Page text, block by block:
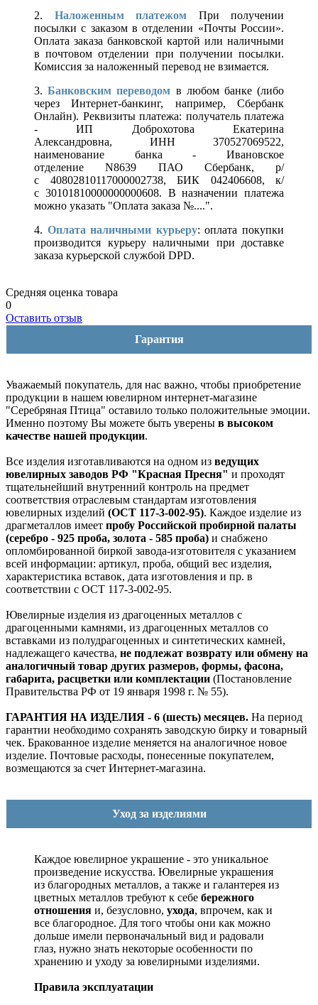
2. Наложенным платежом При получении
посылки с заказом в отделении «Почты России».
Оплата заказа банковской картой или наличными
в почтовом отделении при получении посылки.
Комиссия за наложенный перевод не взимается.
3.Банковским переводом в любом банке (либо
через Интернет-банкинг, например, Сбербанк
Онлайн). Реквизиты платежа: получатель платежа
- ИП Доброхотова Екатерина
Александровна, ИНН 370527069522,
наименование банка - Ивановское
отделение N8639 ПАО Сбербанк, р/
с 40802810117000002738, БИК 042406608, к/
с 30101810000000000608. В назначении платежа
можно указать "Оплата заказа №....".
4. Оплата наличными курьеру: оплата покупки
производится курьеру наличными при доставке
заказа курьерской службой DPD.
Средняя оценка товара
0
Оставить отзыв
Гарантия
Уважаемый покупатель, для нас важно, чтобы приобретение
продукции в нашем ювелирном интернет-магазине
"Серебряная Птица" оставило только положительные эмоции.
Именно поэтому Вы можете быть уверены в высоком
качестве нашей продукции.
Все изделия изготавливаются на одном из ведущих
ювелирных заводов РФ "Красная Пресня" и проходят
тщательнейший внутренний контроль на предмет
соответствия отраслевым стандартам изготовления
ювелирных изделий (ОСТ 117-3-002-95). Каждое изделие из
драгметаллов имеет пробу Российской пробирной палаты
(серебро - 925 проба, золота - 585 проба) и снабжено
опломбированной биркой завода-изготовителя с указанием
всей информации: артикул, проба, общий вес изделия,
характеристика вставок, дата изготовления и пр. в
соответствии с ОСТ 117-3-002-95.
Ювелирные изделия из драгоценных металлов с
драгоценными камнями, из драгоценных металлов со
вставками из полудрагоценных и синтетических камней,
надлежащего качества, не подлежат возврату или обмену на
аналогичный товар других размеров, формы, фасона,
габарита, расцветки или комплектации (Постановление
Правительства РФ от 19 января 1998 г. № 55).
ГАРАНТИЯ НА ИЗДЕЛИЯ - 6 (шесть) месяцев. На период
гарантии необходимо сохранять заводскую бирку и товарный
чек. Бракованное изделие меняется на аналогичное новое
изделие. Почтовые расходы, понесенные покупателем,
возмещаются за счет Интернет-магазина.
Уход за изделиями
Каждое ювелирное украшение - это уникальное
произведение искусства. Ювелирные украшения
из благородных металлов, а также и галантерея из
цветных металлов требуют к себе бережного
отношения и, безусловно, ухода, впрочем, как и
все благородное. Для того чтобы они как можно
дольше имели первоначальный вид и радовали
глаз, нужно знать некоторые особенности по
хранению и уходу за ювелирными изделиями.
Правила эксплуатации